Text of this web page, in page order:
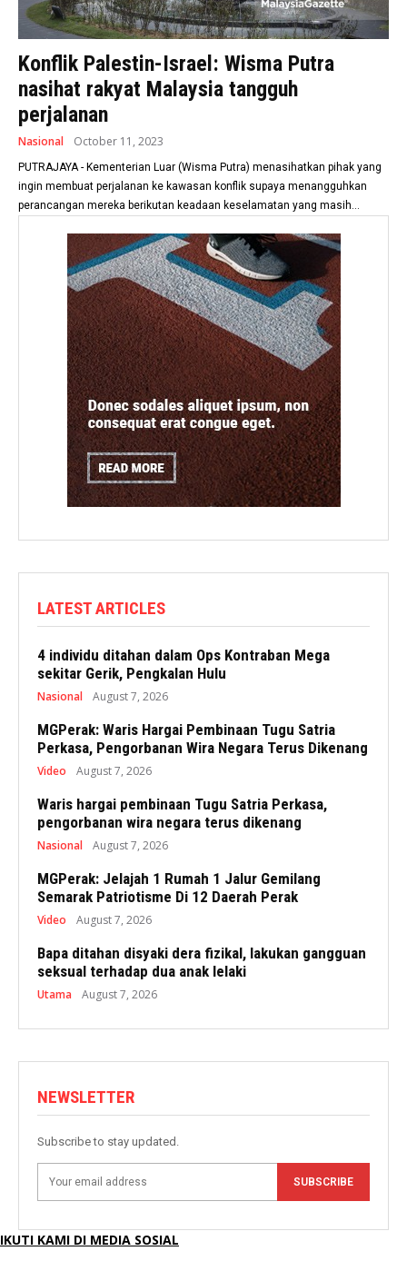
Konflik Palestin-Israel: Wisma Putra
nasihat rakyat Malaysia tangguh
perjalanan
Nasional October 11, 2023
PUTRAJAYA - Kementerian Luar (Wisma Putra) menasihatkan pihak yang
ingin membuat perjalanan ke kawasan konflik supaya menangguhkan
perancangan mereka berikutan keadaan keselamatan yang masih...
LATEST ARTICLES
4 individu ditahan dalam Ops Kontraban Mega
sekitar Gerik, Pengkalan Hulu
Nasional August 7, 2026
MGPerak: Waris Hargai Pembinaan Tugu Satria
Perkasa, Pengorbanan Wira Negara Terus Dikenang
Video August 7, 2026
Waris hargai pembinaan Tugu Satria Perkasa,
pengorbanan wira negara terus dikenang
Nasional August 7, 2026
MGPerak: Jelajah 1 Rumah 1 Jalur Gemilang
Semarak Patriotisme Di 12 Daerah Perak
Video August 7, 2026
Bapa ditahan disyaki dera fizikal, lakukan gangguan
seksual terhadap dua anak lelaki
Utama August 7, 2026
NEWSLETTER
Subscribe to stay updated.
SUBSCRIBE
IKUTI KAMI DI MEDIA SOSIAL